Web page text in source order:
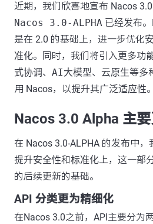
近期，我们欣喜地宣布 Nacos
Nacos 3.0-ALPHA 已经发布
是在 2.0 的基础上，进一步优化
准化。同时，我们将引入更多功
式协调、 AI大模型、 云原生等多
用 Nacos，以提升其广泛适应性。
Nacos 3.0 Alpha 主
在 Nacos 3.0-ALPHA 的发布中
提升安全性和标准化上，这一部
的后续更新的基础。
API 分类更为精细化
在Nacos 3.0之前，API主要分为两